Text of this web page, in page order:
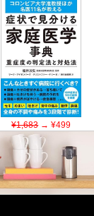
¥1,683→ ¥499